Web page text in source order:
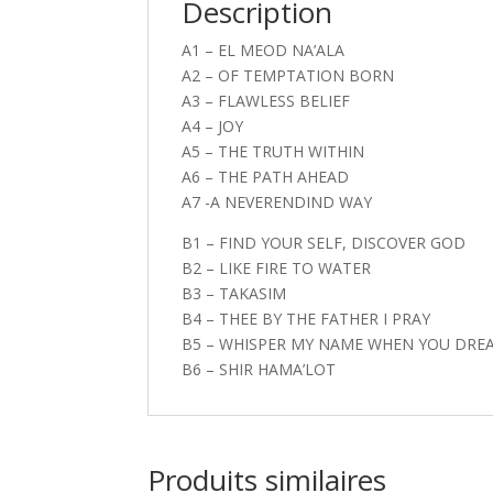
Description
A1 – EL MEOD NA’ALA
A2 – OF TEMPTATION BORN
A3 – FLAWLESS BELIEF
A4 – JOY
A5 – THE TRUTH WITHIN
A6 – THE PATH AHEAD
A7 -A NEVERENDIND WAY
B1 – FIND YOUR SELF, DISCOVER GOD
B2 – LIKE FIRE TO WATER
B3 – TAKASIM
B4 – THEE BY THE FATHER I PRAY
B5 – WHISPER MY NAME WHEN YOU
B6 – SHIR HAMA’LOT
Produits similaires